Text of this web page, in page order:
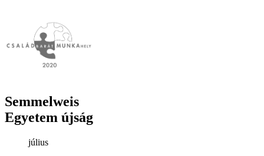
Semmelweis
Egyetem újság
július